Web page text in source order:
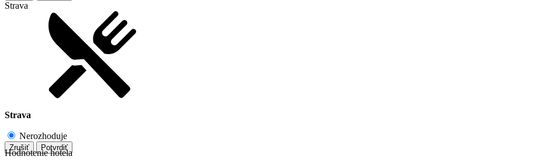
Strava
Strava
Nerozhoduje
Zrušiť Potvrdiť
Hodnotenie hotela